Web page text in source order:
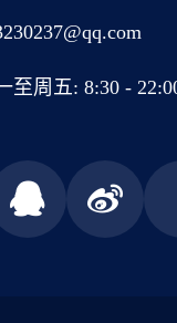
至周五: 8:30 -